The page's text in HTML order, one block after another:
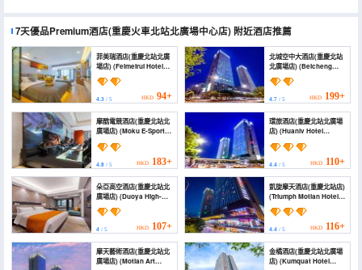
7天優品Premium酒店(重慶火車北站北廣場中心店) 附近酒店推薦
菲美瑞酒店(重慶北站北廣
場店) (Feimeirui Hotel
(Chongqing North
Railway Station North
Square))
4.3 / 5 HKD 94+
北城空中大酒店(重慶北站
北廣場店) (Beicheng
Sky Hotel (North
Square of Chongqing
North Railway Station))
4.7/ 5 HKD 199+
摩酷電競酒店(重慶北站北
廣場店) (Moku E-Sports
Railway Station North
4.8 / 5 HKD 183+
環旅酒店(重慶北站北廣場
店) (Huanlv Hotel
Station North Square
4.4/ 5 HKD 110+
朵亞高空酒店(重慶北站北
廣場店) (Duoya High-
Rise Hotel (Chongqing
North Railway Station
North Square))
4 / 5 HKD 107+
凱旋摩天酒店(重慶北站店)
(Triumph Motian Hotel
(Chongqing North
Railway Station))
4.4/ 5 HKD 116+
摩天藝術酒店(重慶北站北
廣場店) (Motian Art
金橘酒店(重慶北站北廣場
店) (Kumquat Hotel